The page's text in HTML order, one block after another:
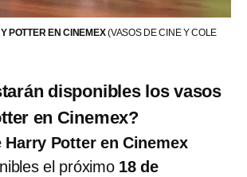
POTTER EN CINEMEX(VASOS DE CINE Y COLE
disponibles los vasos
en Cinemex?
Potter en Cinemex
el próximo 18 de